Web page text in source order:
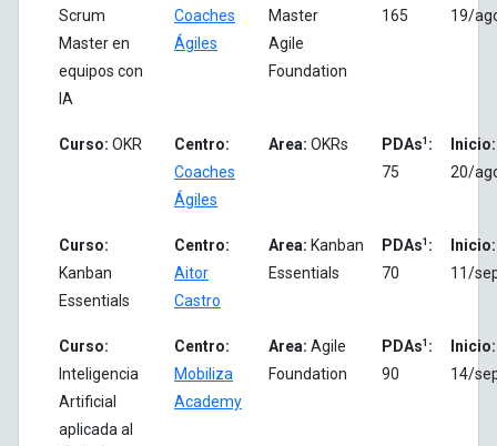
Scrum
Master en
equipos con
IA
Coaches
Ágiles
Master
Agile
Foundation
165
19/
Curso: OKR
Centro:
Coaches
Ágiles
Area: OKRs PDAs1 :
75
Inicio:
20/
Curso:
Kanban
Essentials
Centro:
Aitor
Castro
Area: Kanban
Essentials
PDAs1 :
70
Inicio:
11/
Curso:
Inteligencia
Artificial
aplicada al
Centro:
Mobiliza
Academy
Area: Agile
Foundation
PDAs1 :
90
Inicio:
14/